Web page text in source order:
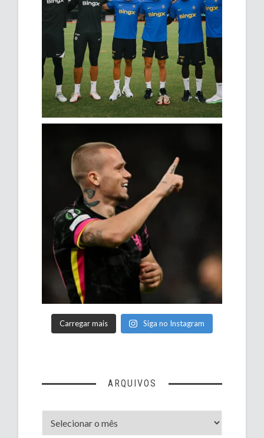
Carregar mais Siga no Instagram
ARQUIVOS